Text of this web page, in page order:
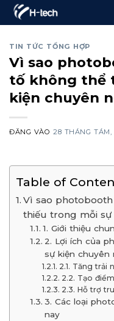
qua
nội
dung
TIN TỨC TỔNG HỢP
Vì sao
tố không thể
kiện chuyên
ĐĂNG VÀO28 THÁNG TÁM,
Table of
Vì sao
thiếu trong mỗi sự
1. Giới thiệu
2. Lợi ích của
sự kiện chuyên
2.1. Tăng trải
2.2. Tạo
2.3. Hỗ trợ
3. Các loại
nay